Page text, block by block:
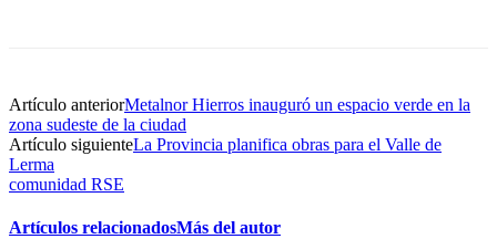
Artículo anteriorMetalnor Hierros inauguró un espacio verde en la
zona sudeste de la ciudad
Artículo siguienteLa Provincia planifica obras para el Valle de
Lerma
comunidad RSE
Artículos relacionadosMás del autor